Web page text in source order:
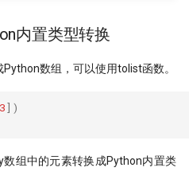
内置类型转换
数组，可以使用tolist函数。
3])
组中的元素转换成Python内置类